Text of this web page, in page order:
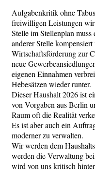
Aufgabenkritik ohne
freiwilligen Leistungen wir
Stelle im Stellenplan
anderer Stelle kompensiert
Wirtschaftsförderung zur
neue
eigenen Einnahmen
Hebesätzen wieder runter.
Dieser Haushalt 2026 ist
von Vorgaben aus Berlin
Raum oft die Realität
Es ist aber auch ein
moderner zu verwalten.
Wir werden dem
werden die Verwaltung
wird von uns kritisch